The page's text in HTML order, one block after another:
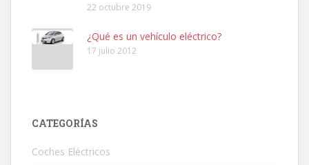
22 octubre 2019
¿Qué es un vehículo eléctrico?
17 julio 2012
CATEGORÍAS
Coches Eléctricos